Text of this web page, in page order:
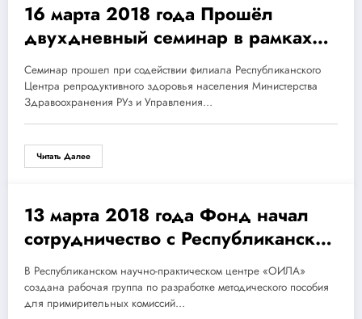
19.03.2018
16 марта 2018 года Прошёл
двухдневный семинар в рамках
программы Фонда «Инновации
для Здоровья женщин» совместно
с Управлением здравоохранения
Самаркандской области.
Семинар прошел при содействии филиала Республиканского
Центра репродуктивного здоровья населения Министерства
Здравоохранения РУз и Управления…
Читать Далее
13.03.2018
13 марта 2018 года Фонд начал
сотрудничество с Республиканским
научно-практическим центром
«ОИЛА» .
В Республиканском научно-практическом центре «ОИЛА»
создана рабочая группа по разработке методического пособия
для примирительных комиссий…